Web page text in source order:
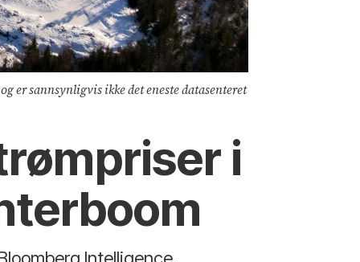
er sannsynligvis ikke det eneste datasenteret
i